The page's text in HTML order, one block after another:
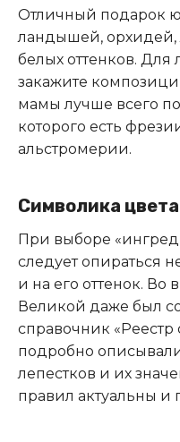
Отличный подарок
ландышей, орхидей,
белых оттенков.
закажите
мамы лучше всего
которого есть
альстромерии.
Символика цвета
При выборе
следует опираться
и на его оттенок. Во
Великой даже был
справочник «Реестр
подробно
лепестков и их
правил актуальны и